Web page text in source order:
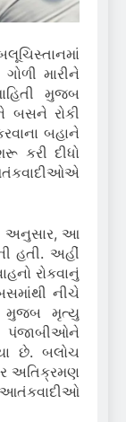
મારીને
મુજબ
બસને રોકી
બહાને
કરી દીધો
અનુસાર, આ
હતી. અહીં
રોકવાનું
નીચે
મુજબ મૃત્યુ
પંજાબીઓને
છે. બલોચ
અતિક્રમણ
આતંકવાદીઓ